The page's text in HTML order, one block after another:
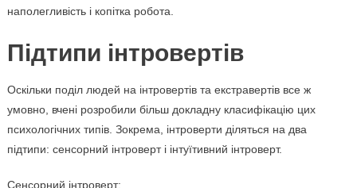
наполегливість і копітка робота.
Підтипи інтровертів
Оскільки поділ людей на інтровертів та екстравертів все ж
умовно, вчені розробили більш докладну класифікацію цих
психологічних типів. Зокрема, інтроверти діляться на два
підтипи: сенсорний інтроверт і інтуїтивний інтроверт.
Сенсорний інтроверт: